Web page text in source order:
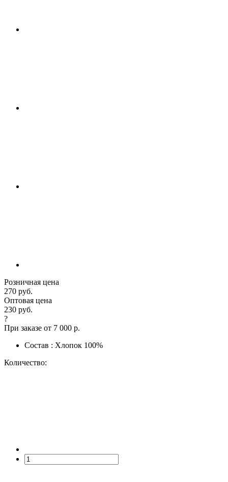
Розничная цена
270 руб.
Оптовая цена
230 руб.
?
При заказе от 7 000 р.
Состав : Хлопок 100%
Количество: